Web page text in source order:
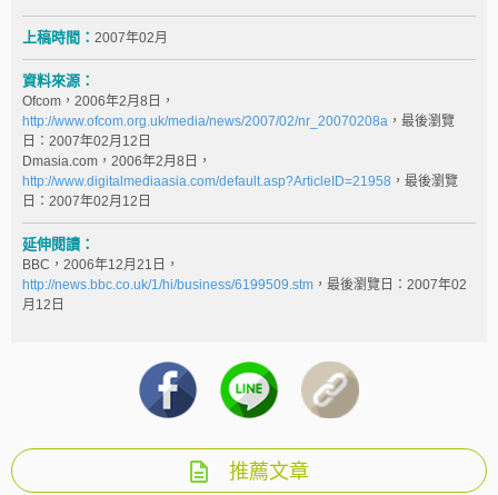
上稿時間： 2007年02月
資料來源：
Ofcom，2006年2月8日，
http://www.ofcom.org.uk/media/news/2007/02/nr_20070208a ，最後瀏覽
日：2007年02月12日
Dmasia.com，2006年2月8日，
http://www.digitalmediaasia.com/default.asp?ArticleID=21958 ，最後瀏覽
日：2007年02月12日
延伸閱讀：
BBC，2006年12月21日，
http://news.bbc.co.uk/1/hi/business/6199509.stm ，最後瀏覽日：2007年02
月12日
推薦文章